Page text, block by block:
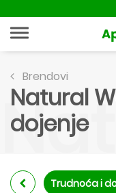
Brendovi
Natural
dojenje
Trudnoća i